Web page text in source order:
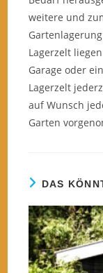
weitere und
Lagerzelt
Garage oder
Lagerzelt
auf Wunsch
Garten
DAS